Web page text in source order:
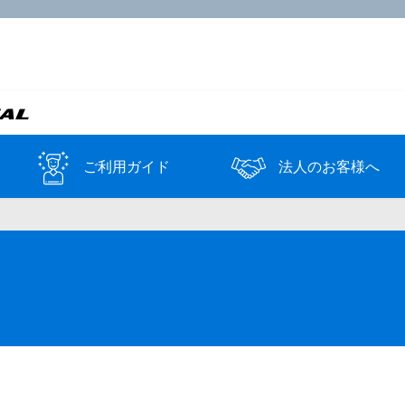
ご利用ガイド 法人のお客様へ